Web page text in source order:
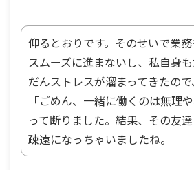
仰るとおりです。そのせいで業
スムーズに進まないし、私自身
だんストレスが溜まってきたの
「ごめん、一緒に働くのは無理や
って断りました。結果、その友
疎遠になっちゃいましたね。